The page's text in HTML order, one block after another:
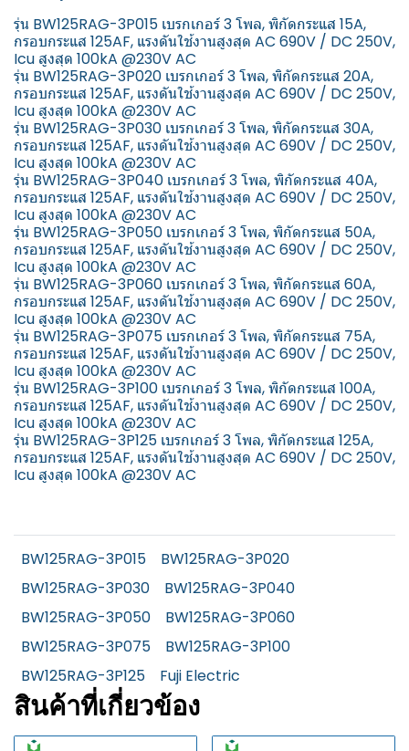
รุ่น BW125RAG-3P015 เบรกเกอร์ 3 โพล, พิกัดกระแส 15A,
กรอบกระแส 125AF, แรงดันใช้งานสูงสุด AC 690V / DC 250V,
Icu สูงสุด 100kA @230V AC
รุ่น BW125RAG-3P020 เบรกเกอร์ 3 โพล, พิกัดกระแส 20A,
กรอบกระแส 125AF, แรงดันใช้งานสูงสุด AC 690V / DC 250V,
Icu สูงสุด 100kA @230V AC
รุ่น BW125RAG-3P030 เบรกเกอร์ 3 โพล, พิกัดกระแส 30A,
กรอบกระแส 125AF, แรงดันใช้งานสูงสุด AC 690V / DC 250V,
Icu สูงสุด 100kA @230V AC
รุ่น BW125RAG-3P040 เบรกเกอร์ 3 โพล, พิกัดกระแส 40A,
กรอบกระแส 125AF, แรงดันใช้งานสูงสุด AC 690V / DC 250V,
Icu สูงสุด 100kA @230V AC
รุ่น BW125RAG-3P050 เบรกเกอร์ 3 โพล, พิกัดกระแส 50A,
กรอบกระแส 125AF, แรงดันใช้งานสูงสุด AC 690V / DC 250V,
Icu สูงสุด 100kA @230V AC
รุ่น BW125RAG-3P060 เบรกเกอร์ 3 โพล, พิกัดกระแส 60A,
กรอบกระแส 125AF, แรงดันใช้งานสูงสุด AC 690V / DC 250V,
Icu สูงสุด 100kA @230V AC
รุ่น BW125RAG-3P075 เบรกเกอร์ 3 โพล, พิกัดกระแส 75A,
กรอบกระแส 125AF, แรงดันใช้งานสูงสุด AC 690V / DC 250V,
Icu สูงสุด 100kA @230V AC
รุ่น BW125RAG-3P100 เบรกเกอร์ 3 โพล, พิกัดกระแส 100A,
กรอบกระแส 125AF, แรงดันใช้งานสูงสุด AC 690V / DC 250V,
Icu สูงสุด 100kA @230V AC
รุ่น BW125RAG-3P125 เบรกเกอร์ 3 โพล, พิกัดกระแส 125A,
กรอบกระแส 125AF, แรงดันใช้งานสูงสุด AC 690V / DC 250V,
Icu สูงสุด 100kA @230V AC
BW125RAG-3P015
BW125RAG-3P020
BW125RAG-3P030
BW125RAG-3P040
BW125RAG-3P050
BW125RAG-3P060
BW125RAG-3P075
BW125RAG-3P100
BW125RAG-3P125
Fuji Electric
สินค้าที่เกี่ยวข้อง